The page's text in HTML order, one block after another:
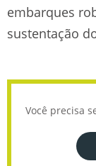
embarques
sustentação
Você precisa